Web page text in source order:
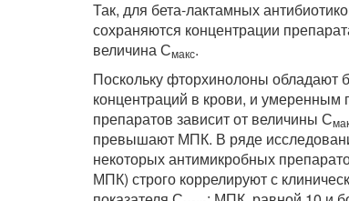
Так, для бета-лактамных
сохраняются концентрации
величина Смакс.
Поскольку фторхинолоны
концентраций в крови, и умеренным
препаратов зависит от величины С
превышают МПК. В ряде
некоторых антимикробных
МПК) строго коррелируют с